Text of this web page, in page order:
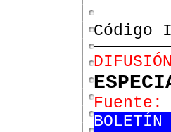
Código
Fuente: